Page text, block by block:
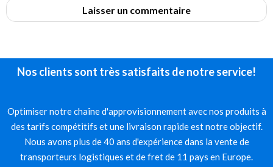
Laisser un commentaire
Nos clients sont très satisfaits de notre service!
Optimiser notre chaîne d'approvisionnement avec nos produits à
des tarifs compétitifs et une livraison rapide est notre objectif.
Nous avons plus de 40 ans d'expérience dans la vente de
transporteurs logistiques et de fret de 11 pays en Europe.